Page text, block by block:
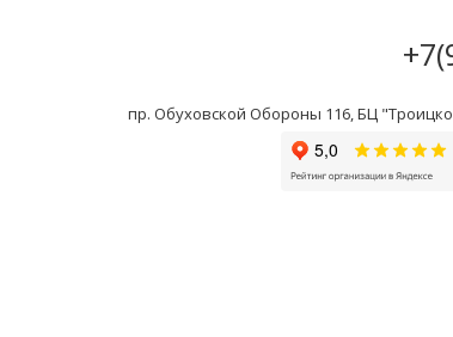
пр. Обуховской Обороны 116, БЦ